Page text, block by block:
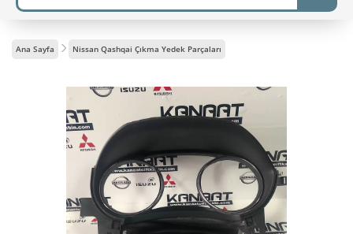
Ana Sayfa Nissan Qashqai Çıkma Yedek Parçaları